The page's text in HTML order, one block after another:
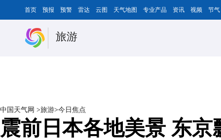
首页 预报 预警 雷达 云图 天气地图 专业产品 资讯 视频 节气
旅游
中国天气网 >旅游>今日焦点
震前日本各地美景 东京